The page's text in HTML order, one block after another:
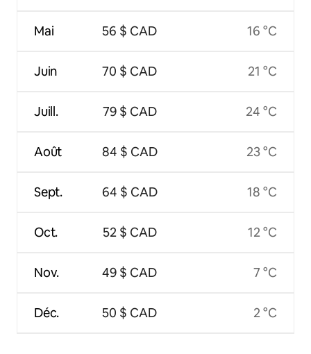
Mai
Juin
Juill.
Août
Sept.
Oct.
Nov.
Déc.
56 $ CAD
70 $ CAD
79 $ CAD
84 $ CAD
64 $ CAD
52 $ CAD
49 $ CAD
50 $ CAD
16 °C
21 °C
24 °C
23 °C
18 °C
12 °C
7 °C
2 °C